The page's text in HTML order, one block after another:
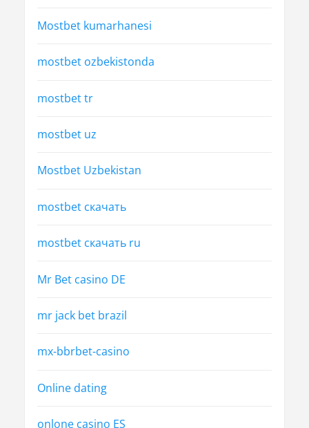
Mostbet kumarhanesi
mostbet ozbekistonda
mostbet tr
mostbet uz
Mostbet Uzbekistan
mostbet скачать
mostbet скачать ru
Mr Bet casino DE
mr jack bet brazil
mx-bbrbet-casino
Online dating
onlone casino ES